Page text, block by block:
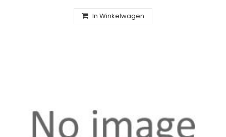
In Winkelwagen